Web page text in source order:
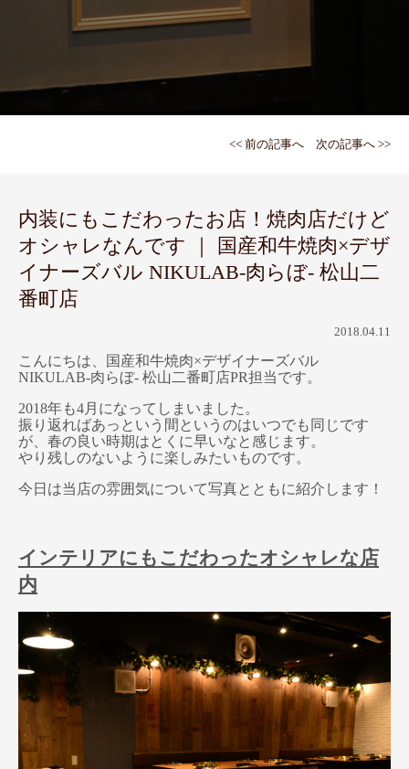
<< 前の記事へ 次の記事へ >>
内装にもこだわったお店！焼肉店だけど
オシャレなんです ｜ 国産和牛焼肉×デザ
イナーズバル NIKULAB-肉らぼ- 松山二
番町店
2018.04.11
こんにちは、国産和牛焼肉×デザイナーズバル
NIKULAB-肉らぼ- 松山二番町店PR担当です。
2018年も4月になってしまいました。
振り返ればあっという間というのはいつでも同じです
が、春の良い時期はとくに早いなと感じます。
やり残しのないように楽しみたいものです。
今日は当店の雰囲気について写真とともに紹介します！
インテリアにもこだわったオシャレな店
内